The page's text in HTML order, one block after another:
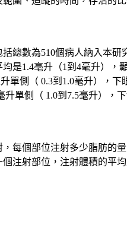
總數為510個病人納入本研
是1.4亳升（1到4毫升），
單側（ 0.3到1.0毫升），
升單側（ 1.0到7.5毫升），
，每個部位注射多少脂肪的
注射部位，注射體積的平均